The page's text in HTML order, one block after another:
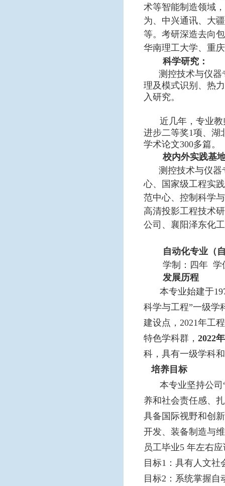
术等智能制造领域
为、中兴通讯、大
等。考研深造去向
华南理工大学、重
科学研究：
测控技术与仪
理及模式识别、热
入研究。
近几年，专业
进步二等奖1项、湖
学术论文300多篇。
校内外实践基
测控技术与仪器
心、国家级工程实
范中心、控制科学
高清投影工程技术
公司、襄阳泽东化
自动化专业（
学制：四年 学
发展历程
本专业始建于
科学与工程”一级学
建设点，2021年工
特色学科群， 2022
科，具有一级学科
培养目标
本专业坚持公
养和社会责任感、
具备国际视野和创
开发、装备制造与
员工毕业5 年左右
目标1：具有人文
目标2：系统掌握